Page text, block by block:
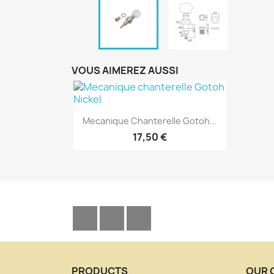
VOUS AIMEREZ AUSSI
Aperçu rapide
Mecanique Chanterelle Gotoh...
17,50 €
PRODUCTS OUR